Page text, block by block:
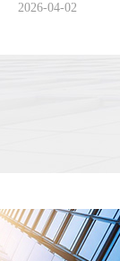
2026-04-02